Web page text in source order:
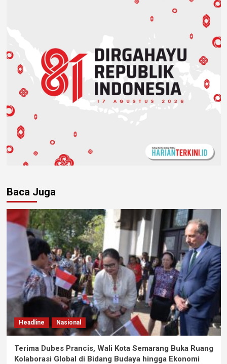
Baca Juga
Headline Nasional
Terima Dubes Prancis, Wali Kota Semarang Buka Ruang
Kolaborasi Global di Bidang Budaya hingga Ekonomi